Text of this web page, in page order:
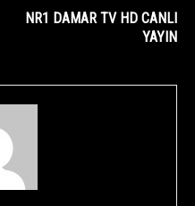
NR1 DAMAR TV HD CANLI
YAYIN